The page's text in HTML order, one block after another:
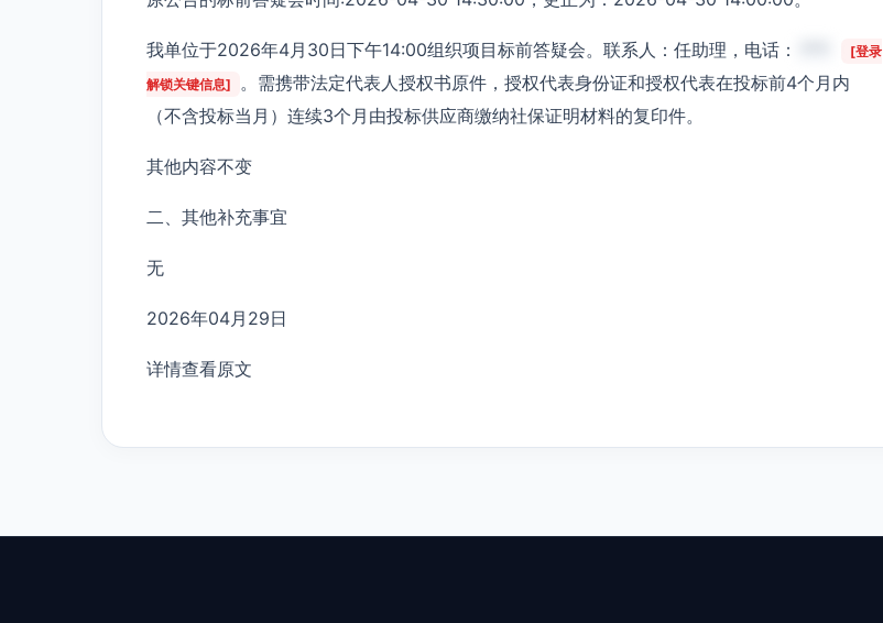
我单位于2026年4月30日下午14:00组织项目标前答疑会。联系人：任助理，电话：
[登录
解锁关键信息]
。需携带法定代表人授权书原件，授权代表身份证和授权代表在投标前4个月内
（不含投标当月）连续3个月由投标供应商缴纳社保证明材料的复印件。
其他内容不变
二、其他补充事宜
无
2026年04月29日
详情查看原文